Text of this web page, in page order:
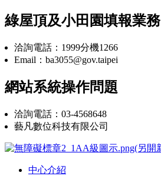
綠屋頂及小田園填報業務
洽詢電話：1999分機1266
Email：ba3055@gov.taipei
網站系統操作問題
洽詢電話：03-4568648
藝凡數位科技有限公司
中心介紹